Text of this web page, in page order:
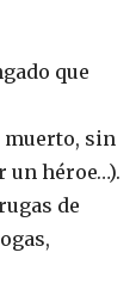
que
muerto, sin
un héroe…).
de